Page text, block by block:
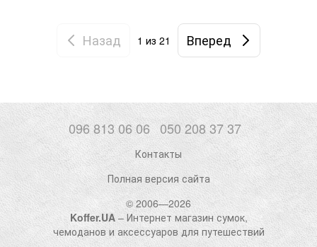
Назад 1 из 21 Вперед
096 813 06 06 050 208 37 37
Контакты
Полная версия сайта
© 2006—2026
Koffer.UA– Интернет магазин сумок,
чемоданов и аксессуаров для путешествий